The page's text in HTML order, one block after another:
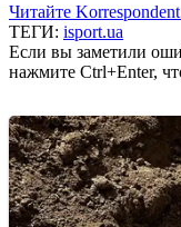
Читайте
ТЕГИ: isport.ua
Если вы заметили
нажмите Ctrl+Enter,